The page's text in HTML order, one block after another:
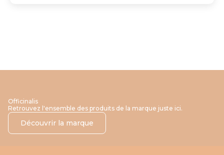
Officinalis
Retrouvez l'ensemble des produits de la marque juste ici.
Découvrir la marque